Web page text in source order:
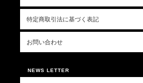
特定商取引法に基づく表記
お問い合わせ
NEWS LETTER